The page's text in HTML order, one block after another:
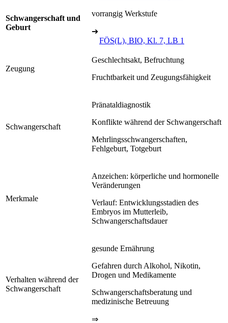
Schwangerschaft und
Geburt
vorrangig Werkstufe
➔
FÖS(L), BIO, Kl. 7, LB 1
Zeugung
Geschlechtsakt, Befruchtung
Fruchtbarkeit und Zeugungsfähigkeit
Schwangerschaft
Pränataldiagnostik
Konflikte während der Schwangerschaft
Mehrlingsschwangerschaften,
Fehlgeburt, Totgeburt
Merkmale
Anzeichen: körperliche und hormonelle
Veränderungen
Verlauf: Entwicklungsstadien des
Embryos im Mutterleib,
Schwangerschaftsdauer
Verhalten während der
Schwangerschaft
gesunde Ernährung
Gefahren durch Alkohol, Nikotin,
Drogen und Medikamente
Schwangerschaftsberatung und
medizinische Betreuung
⇒